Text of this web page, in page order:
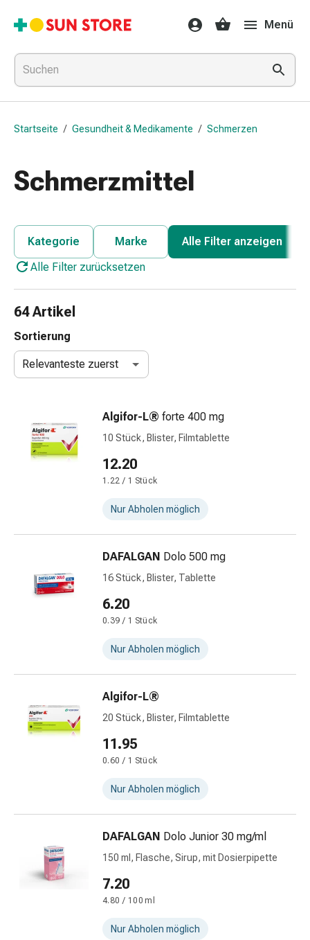
Gesundheit
&
Medikamente
Erkältung
&
Grippe
&
Halsschmerzen
Grippe-
Husten
Inhalationsgerät
&
Hautirritation
&
Elastische
Binden
Fingerverbände
Fixierpflaster
Kompressionsbinden
Pflaster
Pflasterbinden,
Zubehör
Netz-
Schlauchverbände
Verbrennungen
Wundauflagen
Wundsalben
-
desinfektion
Wundverschlussstreifen
Zugsalbe
Menü
Startseite / Gesundheit & Medikamente / Schmerzen
Schmerzmittel
Kategorie Marke
Alle Filter anzeigen
Alle Filter zurücksetzen
64 Artikel
Sortierung
Relevanteste zuerst
Algifor-L® forte 400 mg
10 Stück, Blister, Filmtablette
12.20
1.22 / 1 Stück
Nur Abholen möglich
DAFALGAN Dolo 500 mg
16 Stück, Blister, Tablette
6.20
0.39 / 1 Stück
Nur Abholen möglich
Algifor-L®
20 Stück, Blister, Filmtablette
11.95
0.60 / 1 Stück
Nur Abholen möglich
DAFALGAN Dolo Junior 30 mg/ml
150 ml, Flasche, Sirup, mit Dosierpipette
7.20
4.80 / 100 ml
Nur Abholen möglich